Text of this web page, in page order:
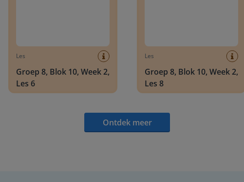
Les
Groep 8, Blok 10, Week 2,
Les 6
Les
Groep 8, Blok 10, Week 2,
Les 8
Ontdek meer